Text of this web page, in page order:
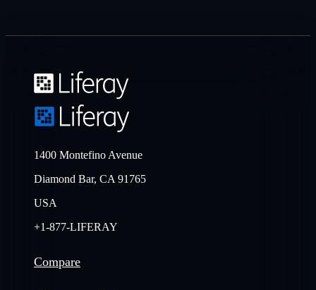
1400 Montefino Avenue
Diamond Bar, CA 91765
USA
+1-877-LIFERAY
Compare